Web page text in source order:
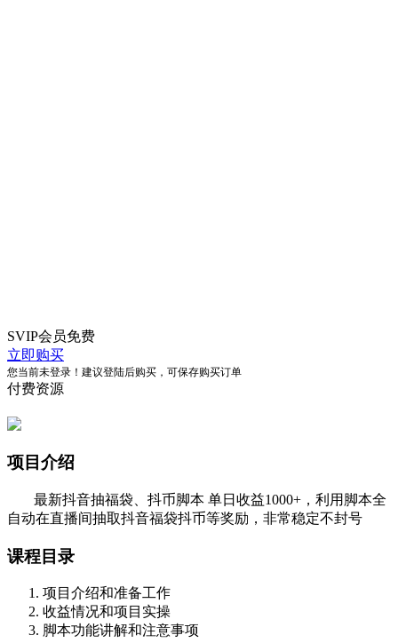
SVIP会员免费
立即购买
您当前未登录！建议登陆后购买，可保存购买订单
付费资源
项目介绍
最新抖音抽福袋、抖币脚本 单日收益1000+，利用脚本全
自动在直播间抽取抖音福袋抖币等奖励，非常稳定不封号
课程目录
项目介绍和准备工作
收益情况和项目实操
脚本功能讲解和注意事项